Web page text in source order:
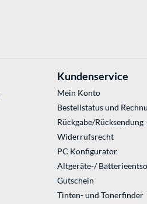
Kundenservice
Mein Konto
Bestellstatus und
Rückgabe/Rücksendung
Widerrufsrecht
PC Konfigurator
Altgeräte-/
Gutschein
Tinten- und Tonerfinder